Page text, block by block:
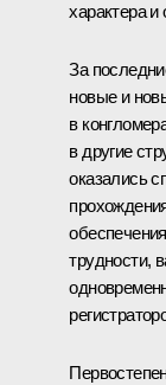
характера
За
новые и
в
в другие
оказались
трудности,